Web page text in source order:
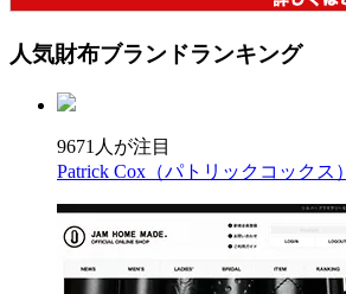
人気財布ブランドランキング
9671人が注目
Patrick Cox（パトリックコックス）